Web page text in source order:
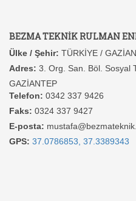
BEZMA TEKNİK RULMAN
Ülke / Şehir: TÜRKİYE /
Adres: 3. Org. San. Böl. Sosyal
GAZİANTEP
Telefon: 0342 337 9426
Faks: 0324 337 9427
E-posta:
GPS: 37.0786853, 37.3389343